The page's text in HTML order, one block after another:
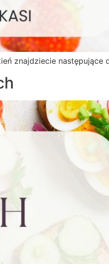
znajdziecie następujące